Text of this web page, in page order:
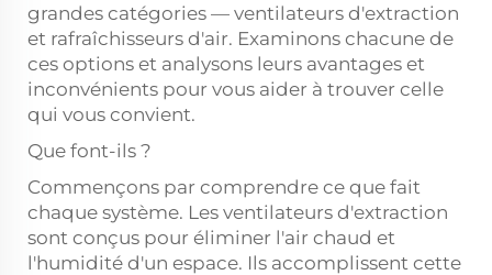
grandes catégories — ventilateurs d'extraction
et rafraîchisseurs d'air. Examinons chacune de
ces options et analysons leurs avantages et
inconvénients pour vous aider à trouver celle
qui vous convient.
Que font-ils ?
Commençons par comprendre ce que fait
chaque système. Les ventilateurs d'extraction
sont conçus pour éliminer l'air chaud et
l'humidité d'un espace. Ils accomplissent cette